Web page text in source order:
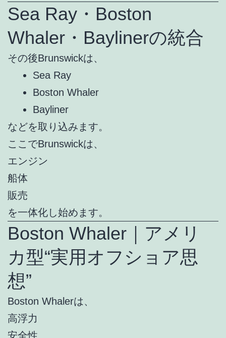
Sea Ray・Boston
Whaler・Baylinerの統合
その後Brunswickは、
Sea Ray
Boston Whaler
Bayliner
などを取り込みます。
ここでBrunswickは、
エンジン
船体
販売
を一体化し始めます。
Boston Whaler｜アメリ
カ型“実用オフショア思
想”
Boston Whalerは、
高浮力
安全性